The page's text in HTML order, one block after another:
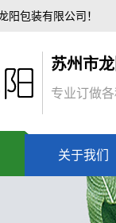
阳包装有限公司！
苏州市
专业订做
关于我们